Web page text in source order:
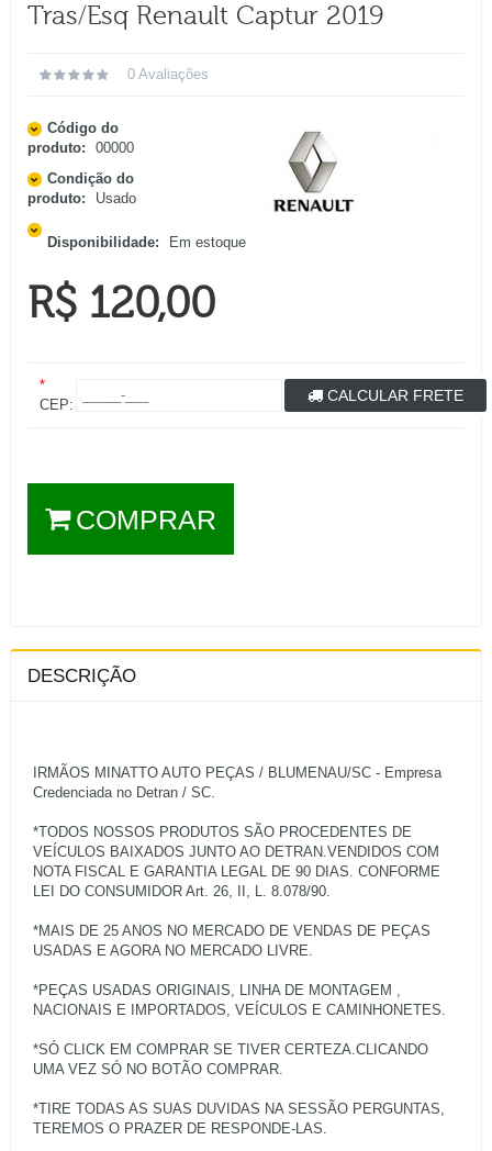
Tras/esq Renault Captur 2019
0 Avaliações
Código do
produto:
00000
Condição do
produto:
Usado
Disponibilidade: Em estoque
R$ 120,00
*
CEP:
CALCULAR FRETE
COMPRAR
DESCRIÇÃO
IRMÃOS MINATTO AUTO PEÇAS / BLUMENAU/SC - Empresa
Credenciada no Detran / SC.
*TODOS NOSSOS PRODUTOS SÃO PROCEDENTES DE
VEÍCULOS BAIXADOS JUNTO AO DETRAN.VENDIDOS COM
NOTA FISCAL E GARANTIA LEGAL DE 90 DIAS. CONFORME
LEI DO CONSUMIDOR Art. 26, II, L. 8.078/90.
*MAIS DE 25 ANOS NO MERCADO DE VENDAS DE PEÇAS
USADAS E AGORA NO MERCADO LIVRE.
*PEÇAS USADAS ORIGINAIS, LINHA DE MONTAGEM ,
NACIONAIS E IMPORTADOS, VEÍCULOS E CAMINHONETES.
*SÓ CLICK EM COMPRAR SE TIVER CERTEZA.CLICANDO
UMA VEZ SÓ NO BOTÃO COMPRAR.
*TIRE TODAS AS SUAS DUVIDAS NA SESSÃO PERGUNTAS,
TEREMOS O PRAZER DE RESPONDE-LAS.